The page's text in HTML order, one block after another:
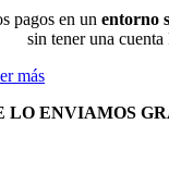
pagos en un entorno
sin tener una
más
LO ENVIAMOS